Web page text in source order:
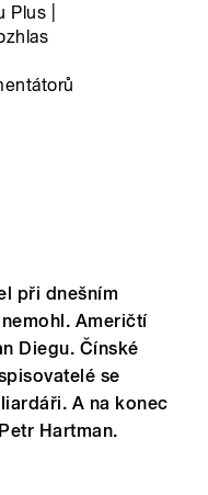
|
při dnešním
Američtí
Diegu. Čínské
se
A na konec
Hartman.